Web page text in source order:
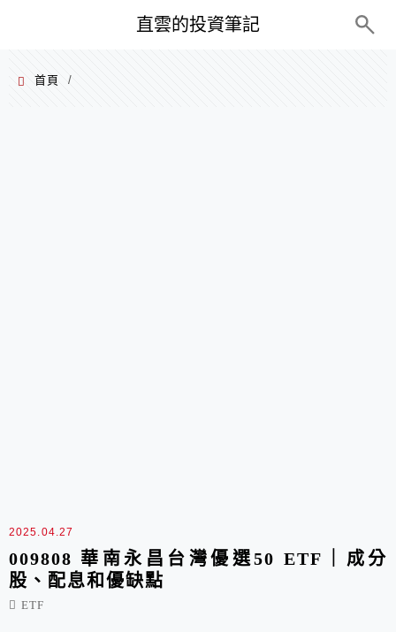
直雲的投資筆記
首頁 /
2025.04.27
009808 華南永昌台灣優選50 ETF｜成分
股、配息和優缺點
ETF